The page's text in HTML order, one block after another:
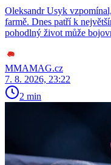
Oleksandr Usyk
farmě. Dnes patří k
pohodlný život může
MMAMAG.cz
7. 8. 2026, 23:22
2 min